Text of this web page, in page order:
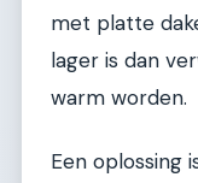
met platte
lager is dan
warm worden.
Een oplossing